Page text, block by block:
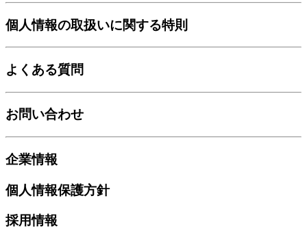
個人情報の取扱いに関する特則
よくある質問
お問い合わせ
企業情報
個人情報保護方針
採用情報